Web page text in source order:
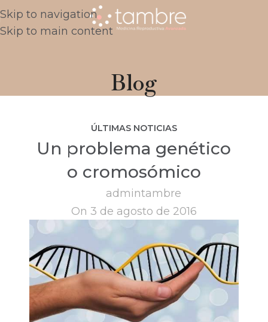
Skip to navigation
Skip to main content
Blog
ÚLTIMAS NOTICIAS
Un problema genético
o cromosómico
admintambre
On 3 de agosto de 2016